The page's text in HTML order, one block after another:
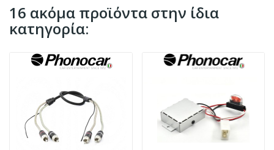
16 ακόμα προϊόντα στην ίδια
κατηγορία: